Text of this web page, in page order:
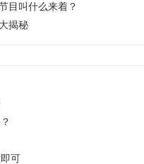
目叫什么来着？
揭秘
可